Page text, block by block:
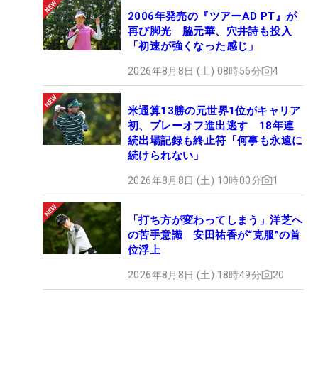
2006年発売の『ツアーAD PT』が
再び脚光 脇元華、穴井詩も投入
「初速が強くなった感じ」
2026年8月8日 (土) 08時56分 4
米通算13勝の元世界1位がキャリア
初、プレーオフ進出逃す 18年連
続出場記録も終止符「何事も永遠に
続けられない」
2026年8月8日 (土) 10時00分 1
「打ち方が変わってしまう」洋芝へ
の苦手意識 安田祐香が“克服”の首
位浮上
2026年8月8日 (土) 18時49分 20